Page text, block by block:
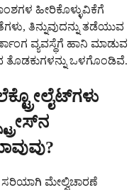
ಹೀರಿಕೊಳ್ಳುವಿಕೆಗೆ
ತಿನ್ನುವುದನ್ನು ತಡೆಯುವ
ವ್ಯವಸ್ಥೆಗೆ ಹಾನಿ ಮಾಡುವ
ಒಳಗೊಂಡಿವೆ.
ಸರಿಯಾಗಿ ಮೇಲ್ವಿಚಾರಣೆ